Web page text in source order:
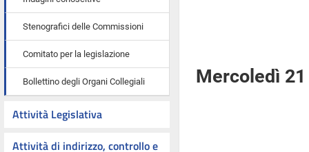
Stenografici delle Commissioni
Comitato per la legislazione
Bollettino degli Organi Collegiali
Attività Legislativa
Attività di indirizzo, controllo e
Mercoledì